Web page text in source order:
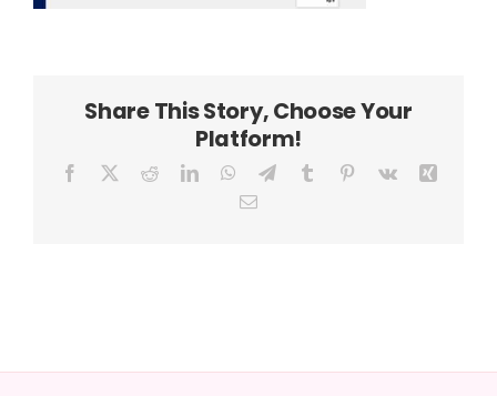
Share This Story, Choose Your
Platform!
Facebook RedditLinkedInWhatsApp
TelegramTumblr Pinterest
Vk
Email